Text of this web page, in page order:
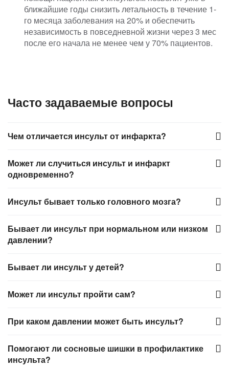
ближайшие годы снизить летальность в течение 1-
го месяца заболевания на 20% и обеспечить
независимость в повседневной жизни через 3 мес
после его начала не менее чем у 70% пациентов.
Часто задаваемые вопросы
Чем отличается инсульт от инфаркта?
Может ли случиться инсульт и инфаркт
одновременно?
Инсульт бывает только головного мозга?
Бывает ли инсульт при нормальном или низком
давлении?
Бывает ли инсульт у детей?
Может ли инсульт пройти сам?
При каком давлении может быть инсульт?
Помогают ли сосновые шишки в профилактике
инсульта?